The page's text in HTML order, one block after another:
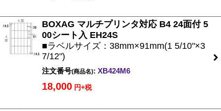
BOXAG マルチプリンタ対応 B4 24面付 5
00シート入 EH24S
■ラベルサイズ：38mm×91mm(1 5/10"×3
7/12")
注文番号(商品名): XB424M6
18,000 円+税